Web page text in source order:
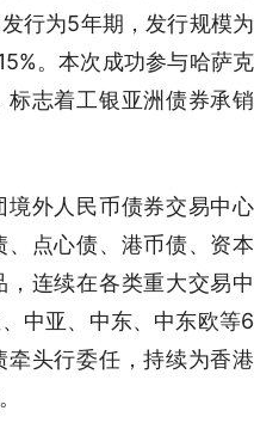
行为5年期，发行规模为
。本次成功参与哈萨克
志着工银亚洲债券承销
外人民币债券交易中心
点心债、港币债、资本
连续在各类重大交易中
中亚、中东、中东欧等6
头行委任，持续为香港